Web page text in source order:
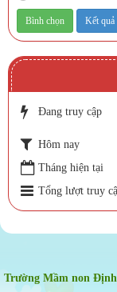
Đang truy cập
Hôm nay
Tháng hiện tại
Tổng lượt truy
Trường Mầm non